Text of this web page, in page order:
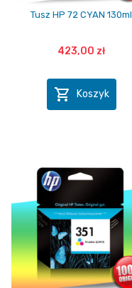
Tusz HP 72 CYAN 130ml
423,00 zł
 Koszyk